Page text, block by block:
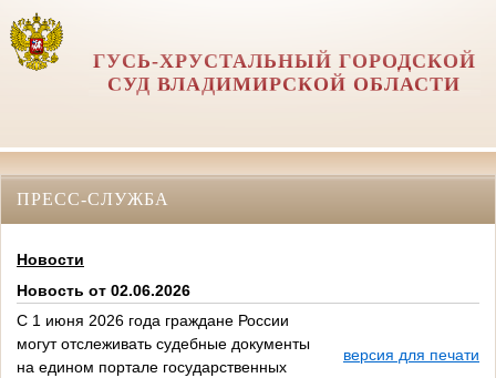
ГУСЬ-ХРУСТАЛЬНЫЙ ГОРОДСКОЙ
СУД ВЛАДИМИРСКОЙ ОБЛАСТИ
ПРЕСС-СЛУЖБА
Новости
Новость от 02.06.2026
С 1 июня 2026 года граждане России
могут отслеживать судебные документы
на едином портале государственных
версия для печати